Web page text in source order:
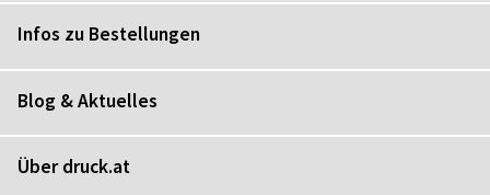
Infos zu Bestellungen
Blog & Aktuelles
Über druck.at